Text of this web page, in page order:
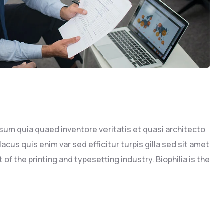
quia quaed inventore veritatis et quasi architecto
quis enim var sed efficitur turpis gilla sed sit amet
the printing and typesetting industry. Biophilia is the